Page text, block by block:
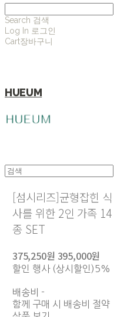
Search 검색
Log In 로그인
Cart장바구니
HUEUM
[섬시리즈]균형잡힌 식
사를 위한 2인 가족 14
종 SET
375,250원 395,000원
할인 행사 (상시할인)5%
배송비 -
함께 구매 시 배송비 절약